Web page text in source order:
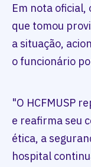
Em nota oficial,
que tomou
a situação,
o funcionário
"O HCFMUSP
e reafirma seu
ética, a
hospital